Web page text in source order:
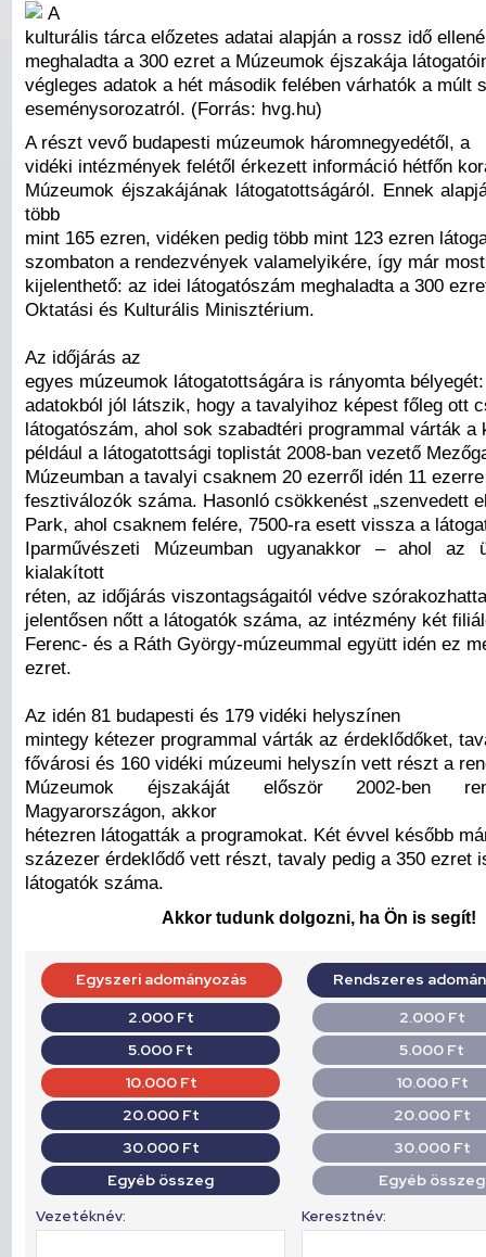
A
kulturális tárca előzetes adatai alapján a rossz idő
meghaladta a 300 ezret a Múzeumok éjszakája
végleges adatok a hét második felében várhatók a múlt
eseménysorozatról. (Forrás: hvg.hu)
A részt vevő budapesti múzeumok háromnegyedétől, a
vidéki intézmények felétől érkezett információ hétfőn
Múzeumok éjszakájának látogatottságáról. Ennek
több
mint 165 ezren, vidéken pedig több mint 123 ezren
szombaton a rendezvények valamelyikére, így már
kijelenthető: az idei látogatószám meghaladta a 300
Oktatási és Kulturális Minisztérium.
Az időjárás az
egyes múzeumok látogatottságára is rányomta
adatokból jól látszik, hogy a tavalyihoz képest főleg ott
látogatószám, ahol sok szabadtéri programmal várták a
például a látogatottsági toplistát 2008-ban vezető
Múzeumban a tavalyi csaknem 20 ezerről idén 11
fesztiválozók száma. Hasonló csökkenést „szenvedett
Park, ahol csaknem felére, 7500-ra esett vissza a
Iparművészeti Múzeumban ugyanakkor – ahol az
kialakított
réten, az időjárás viszontagságaitól védve
jelentősen nőtt a látogatók száma, az intézmény két
Ferenc- és a Ráth György-múzeummal együtt idén ez
ezret.
Az idén 81 budapesti és 179 vidéki helyszínen
mintegy kétezer programmal várták az érdeklődőket,
fővárosi és 160 vidéki múzeumi helyszín vett részt a
Múzeumok éjszakáját először 2002-ben
Magyarországon, akkor
hétezren látogatták a programokat. Két évvel később
százezer érdeklődő vett részt, tavaly pedig a 350 ezret
látogatók száma.
Akkor tudunk dolgozni, ha Ön is segít!